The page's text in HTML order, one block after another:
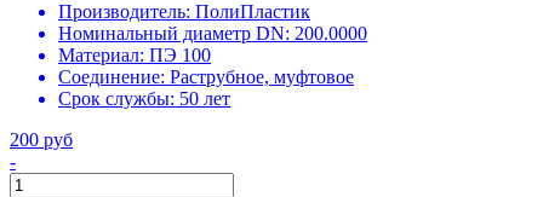
Производитель: ПолиПластик
Номинальный диаметр DN: 200.0000
Материал: ПЭ 100
Соединение: Раструбное, муфтовое
Срок службы: 50 лет
200 руб
-